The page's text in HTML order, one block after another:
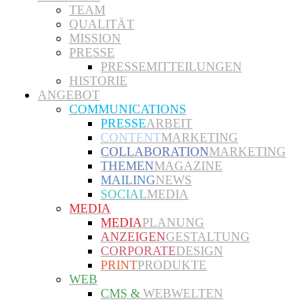
TEAM
QUALITÄT
MISSION
PRESSE
PRESSEMITTEILUNGEN
HISTORIE
ANGEBOT
COMMUNICATIONS
PRESSEARBEIT
CONTENTMARKETING
COLLABORATIONMARKETING
THEMENMAGAZINE
MAILINGNEWS
SOCIALMEDIA
MEDIA
MEDIAPLANUNG
ANZEIGENGESTALTUNG
CORPORATEDESIGN
PRINTPRODUKTE
WEB
CMS & WEBWELTEN